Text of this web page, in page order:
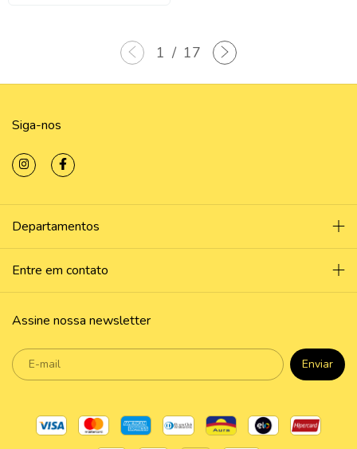
1 / 17
Siga-nos
Departamentos
Entre em contato
Assine nossa newsletter